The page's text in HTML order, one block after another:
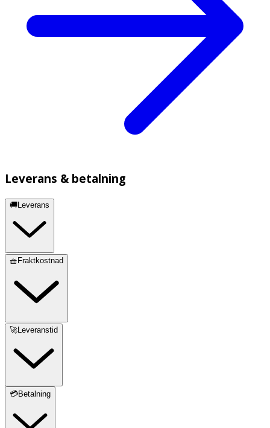
Leverans & betalning
🚚Leverans
🧺Fraktkostnad
🚀Leveranstid
💳Betalning